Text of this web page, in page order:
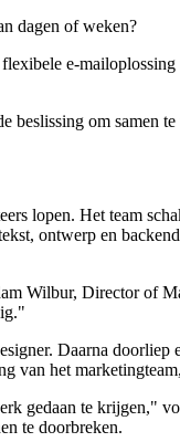
dagen of weken?
e-
om samen te
lopen. Het team
ontwerp en
Wilbur, Director of
Daarna
van het
gedaan te krijgen,"
te doorbreken.